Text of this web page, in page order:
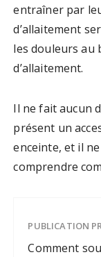
entraîner par
d’allaitement
les douleurs au
d’allaitement.
Il ne fait aucun
présent un
enceinte, et il
comprendre
PUBLICATION
Comment